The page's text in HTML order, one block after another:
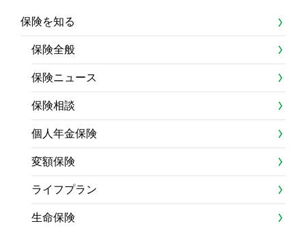
保険を知る
保険全般
保険ニュース
保険相談
個人年金保険
変額保険
ライフプラン
生命保険